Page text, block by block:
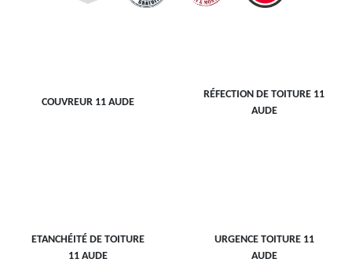
COUVREUR 11 AUDE
RÉFECTION DE TOITURE 11
AUDE
ETANCHÉITÉ DE TOITURE
11 AUDE
URGENCE TOITURE 11
AUDE